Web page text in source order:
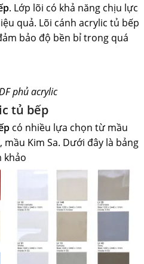
. Lớp lõi có khả năng chịu lực
quả. Lõi cánh acrylic tủ bếp
bảo độ bền bỉ trong quá
phủ acrylic
tủ bếp
có nhiều lựa chọn từ mầu
Kim Sa. Dưới đây là bảng
khảo